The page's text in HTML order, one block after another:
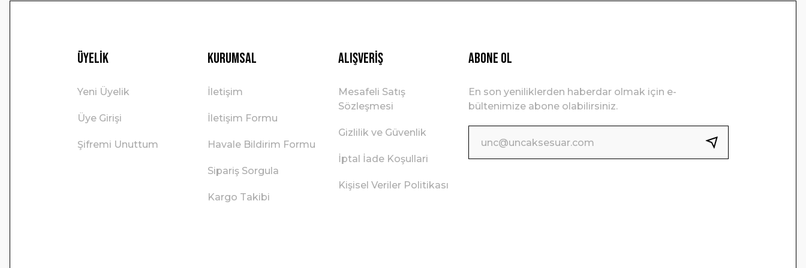
Üyelik
Yeni Üyelik
Üye Girişi
Şifremi Unuttum
Kurumsal
İletişim
İletişim Formu
Havale Bildirim Formu
Sipariş Sorgula
Kargo Takibi
Alışveriş
Mesafeli Satış
Sözleşmesi
Gizlilik ve Güvenlik
İptal İade Koşullari
Kişisel Veriler Politikası
ABONE OL
En son yeniliklerden haberdar olmak için e-
bültenimize abone olabilirsiniz.